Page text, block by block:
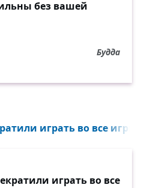
без вашей
Будда
играть во все
играть во все